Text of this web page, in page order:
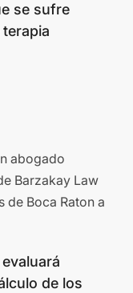
se sufre
abogado
Barzakay Law
Boca Raton a
de los